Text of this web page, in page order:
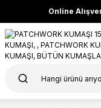
Online